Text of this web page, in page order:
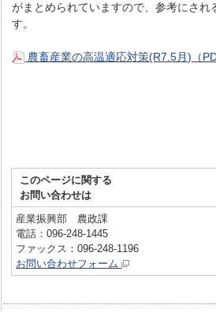
がまとめられていますので、参考にされ
す。
農畜産業の高温適応対策(R7.5月)（
このページに関する
お問い合わせは
産業振興部 農政課
電話：096-248-1445
ファックス：096-248-1196
お問い合わせフォーム